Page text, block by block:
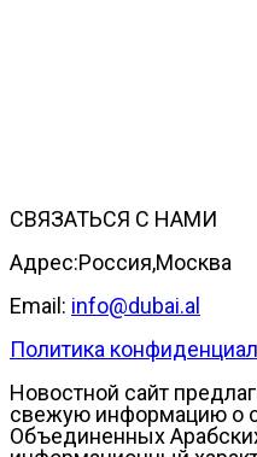
СВЯЗАТЬСЯ С НАМИ
Адрес:Россия,Москва
Email: info@dubai.al
Политика
Новостной сайт
свежую информацию о
Объединенных